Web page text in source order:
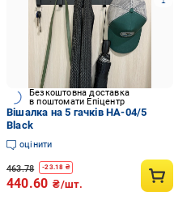
Безкоштовна доставка
в поштомати Епіцентр
Вішалка на 5 гачків HA-04/5
Black
оцінити
463.78 -23.18 ₴
440.60 ₴/шт.